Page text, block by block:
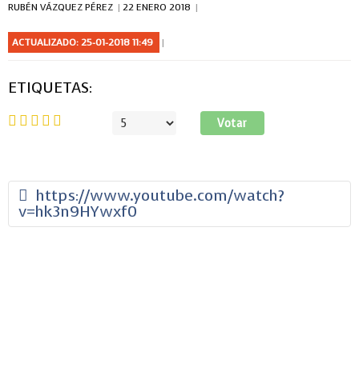
RUBÉN VÁZQUEZ PÉREZ 22 ENERO 2018
ACTUALIZADO: 25-01-2018 11:49
ETIQUETAS:
Ratio: 5
Por
https://www.youtube.com/watch?
v=hk3n9HYwxf0